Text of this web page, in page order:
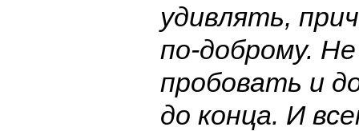
удивлять,
по-доброму.
пробовать и
до конца. И